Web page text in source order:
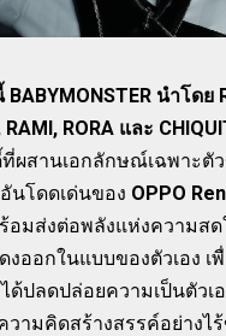
นำโดย
RAMI, RORA และ
ผสานเอกลักษณ์เฉพาะตั
นโดดเด่นของ OPPO
อมส่งต่อพลังแห่งความส
งออกในแบบของตัวเอง เ
ด้ปลดปล่อยความเป็นตัวเ
วามคิดสร้างสรรค์อย่างไ